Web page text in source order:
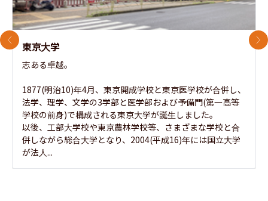
東京大学
志ある卓越。
1877(明治10)年4月、東京開成学校と東京医学校が合併し、
法学、理学、文学の3学部と医学部および予備門(第一高等
学校の前身)で構成される東京大学が誕生しました。
以後、工部大学校や東京農林学校等、さまざまな学校と合
併しながら総合大学となり、2004(平成16)年には国立大学
が法人...
前のスライド 次